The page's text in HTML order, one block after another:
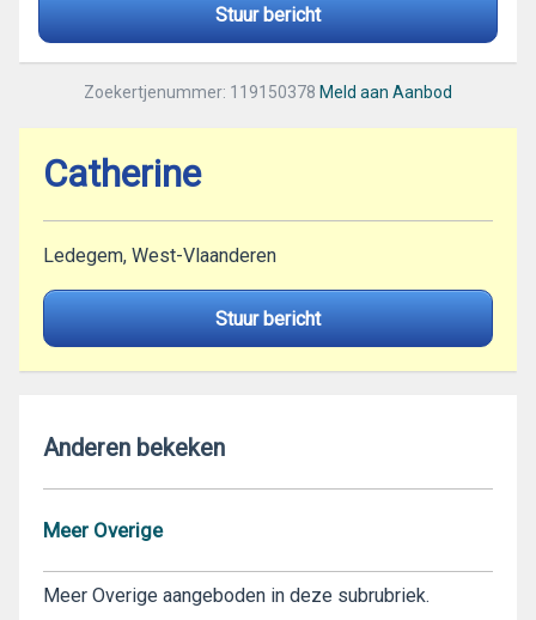
Stuur bericht
Zoekertjenummer: 119150378 Meld aan Aanbod
Catherine
Ledegem, West-Vlaanderen
Stuur bericht
Anderen bekeken
Meer Overige
Meer Overige aangeboden in deze subrubriek.